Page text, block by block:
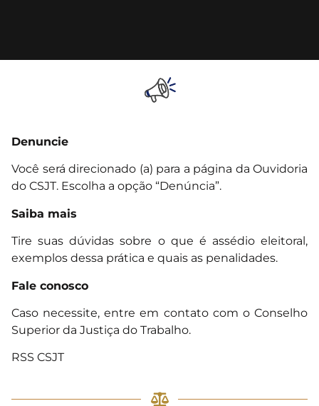
Denuncie
Você será direcionado (a) para a página da Ouvidoria
do CSJT. Escolha a opção “Denúncia”.
Saiba mais
Tire suas dúvidas sobre o que é assédio eleitoral,
exemplos dessa prática e quais as penalidades.
Fale conosco
Caso necessite, entre em contato com o Conselho
Superior da Justiça do Trabalho.
RSS CSJT